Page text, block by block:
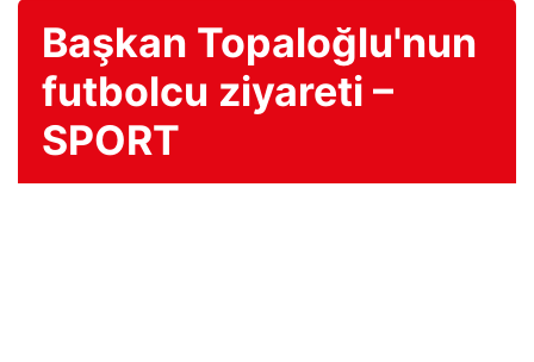
Başkan Topaloğlu'nun
futbolcu ziyareti –
SPORT